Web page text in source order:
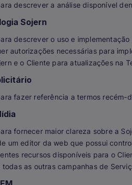
descrever a análise disponível
Sojern
descrever o uso e
autorizações necessárias para
e o Cliente para atualizações na
fazer referência a termos recém-
fornecer maior clareza sobre a
um editor da web que possui
recursos disponíveis para o
as outras campanhas de